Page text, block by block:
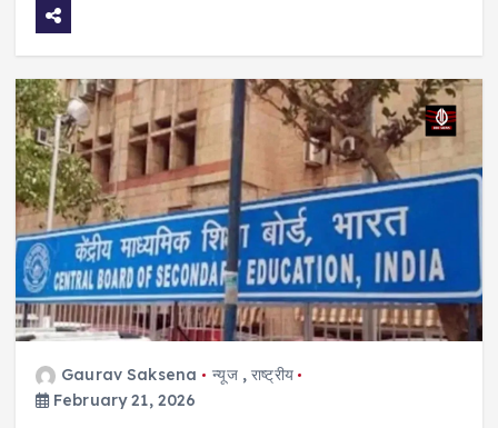
Gaurav Saksena न्यूज,राष्ट्रीय
February 21, 2026